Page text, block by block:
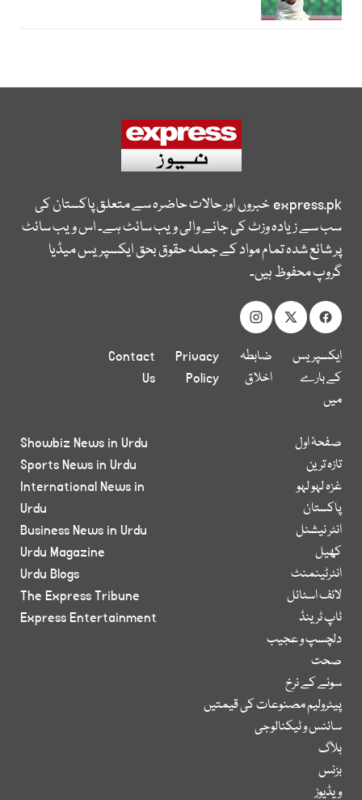
express.pkخبروں اور حالات حاضرہ سے متعلق پاکستان کی
سب سے زیادہ وزٹ کی جانے والی ویب سائٹ ہے۔ اس ویب سائٹ
پر شائع شدہ تمام مواد کے جملہ حقوق بحق ایکسپریس میڈیا
گروپ محفوظ ہیں۔
ایکسپریس
کے بارے
میں
ضابطہ
اخلاق
Privacy
Policy
Contact
Us
صفحۂ اول
تازہ ترین
غزہ لہو لہو
پاکستان
انٹر نیشنل
کھیل
انٹرٹینمنٹ
لائف اسٹائل
ٹاپ ٹرینڈ
دلچسپ و عجیب
صحت
سونے کے نرخ
پیٹرولیم مصنوعات کی قیمتیں
سائنس و ٹیکنالوجی
بلاگ
بزنس
ویڈیوز
Showbiz News in Urdu
Sports News in Urdu
International News in
Urdu
Business News in Urdu
Urdu Magazine
Urdu Blogs
The Express Tribune
Express Entertainment